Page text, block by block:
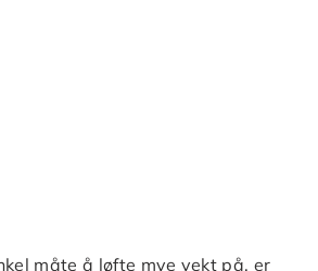
måte å løfte mye vekt på, er